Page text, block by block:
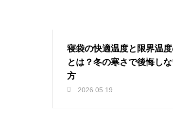
寝袋の快適温度と限界温
とは？冬の寒さで後悔し
方
2026.05.19